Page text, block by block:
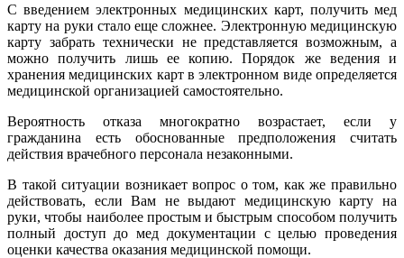
С введением электронных медицинских карт, получить мед
карту на руки стало еще сложнее. Электронную медицинскую
карту забрать технически не представляется возможным, а
можно получить лишь ее копию. Порядок же ведения и
хранения медицинских карт в электронном виде определяется
медицинской организацией самостоятельно.
Вероятность отказа многократно возрастает, если у
гражданина есть обоснованные предположения считать
действия врачебного персонала незаконными.
В такой ситуации возникает вопрос о том, как же правильно
действовать, если Вам не выдают медицинскую карту на
руки, чтобы наиболее простым и быстрым способом получить
полный доступ до мед документации с целью проведения
оценки качества оказания медицинской помощи.